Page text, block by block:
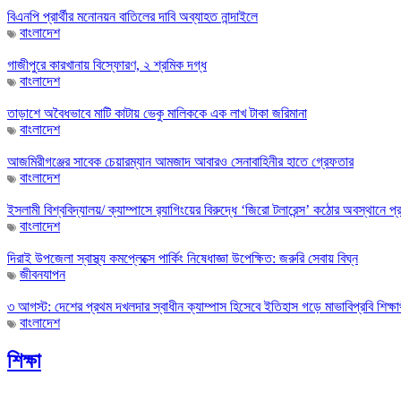
বিএনপি প্রার্থীর মনোনয়ন বাতিলের দাবি অব্যাহত নান্দাইলে
বাংলাদেশ
গাজীপুরে কারখানায় বিস্ফোরণ, ২ শ্রমিক দগ্ধ
বাংলাদেশ
তাড়াশে অবৈধভাবে মাটি কাটায় ভেকু মালিককে এক লাখ টাকা জরিমানা
বাংলাদেশ
আজমিরীগঞ্জের সাবেক চেয়ারম্যান আমজাদ আবারও সেনাবাহিনীর হাতে গ্রেফতার
বাংলাদেশ
ইসলামী বিশ্ববিদ্যালয়/ ক্যাম্পাসে র‌্যাগিংয়ের বিরুদ্ধে ‘জিরো টলারেন্স’ কঠোর অবস্থানে
বাংলাদেশ
দিরাই উপজেলা স্বাস্থ্য কমপ্লেক্সে পার্কিং নিষেধাজ্ঞা উপেক্ষিত: জরুরি সেবায় বিঘ্ন
জীবনযাপন
৩ আগস্ট: দেশের প্রথম দখলদার স্বাধীন ক্যাম্পাস হিসেবে ইতিহাস গড়ে মাভাবিপ্রবি
বাংলাদেশ
শিক্ষা